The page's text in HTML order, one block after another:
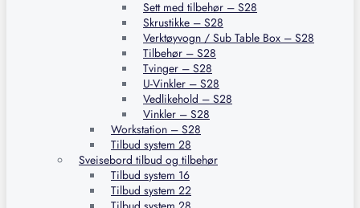
Sett med tilbehør – S28
Skrustikke – S28
Verktøyvogn / Sub Table Box – S28
Tilbehør – S28
Tvinger – S28
U-Vinkler – S28
Vedlikehold – S28
Vinkler – S28
Workstation – S28
Tilbud system 28
Sveisebord tilbud og tilbehør
Tilbud system 16
Tilbud system 22